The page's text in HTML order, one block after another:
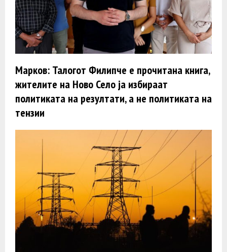
Марков: Талогот Филипче е прочитана книга,
жителите на Ново Село ја избираат
политиката на резултати, а не политиката на
тензии